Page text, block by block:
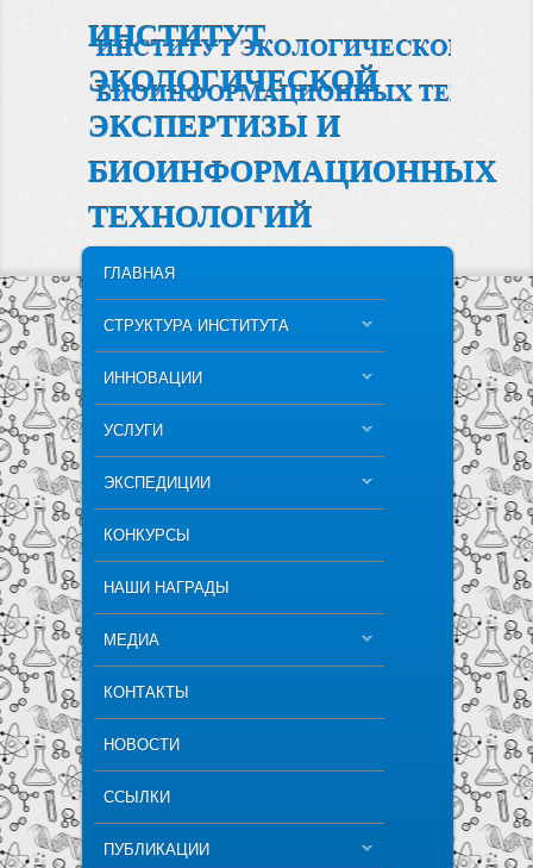
ИНСТИТУТ
ЭКОЛОГИЧЕСКОЙ
ЭКСПЕРТИЗЫ И
БИОИНФОРМАЦИОННЫХ
ТЕХНОЛОГИЙ
SKIP TO PRIMARY CONTENT
SKIP TO SECONDARY CONTENT
ГЛАВНАЯ
СТРУКТУРА ИНСТИТУТА
ИННОВАЦИИ
УСЛУГИ
ЭКСПЕДИЦИИ
КОНКУРСЫ
НАШИ НАГРАДЫ
МЕДИА
КОНТАКТЫ
НОВОСТИ
ССЫЛКИ
ПУБЛИКАЦИИ